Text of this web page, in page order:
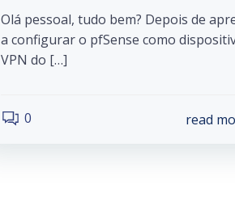
Olá pessoal, tudo bem? Depois de
a configurar o pfSense como
VPN do […]
0 read